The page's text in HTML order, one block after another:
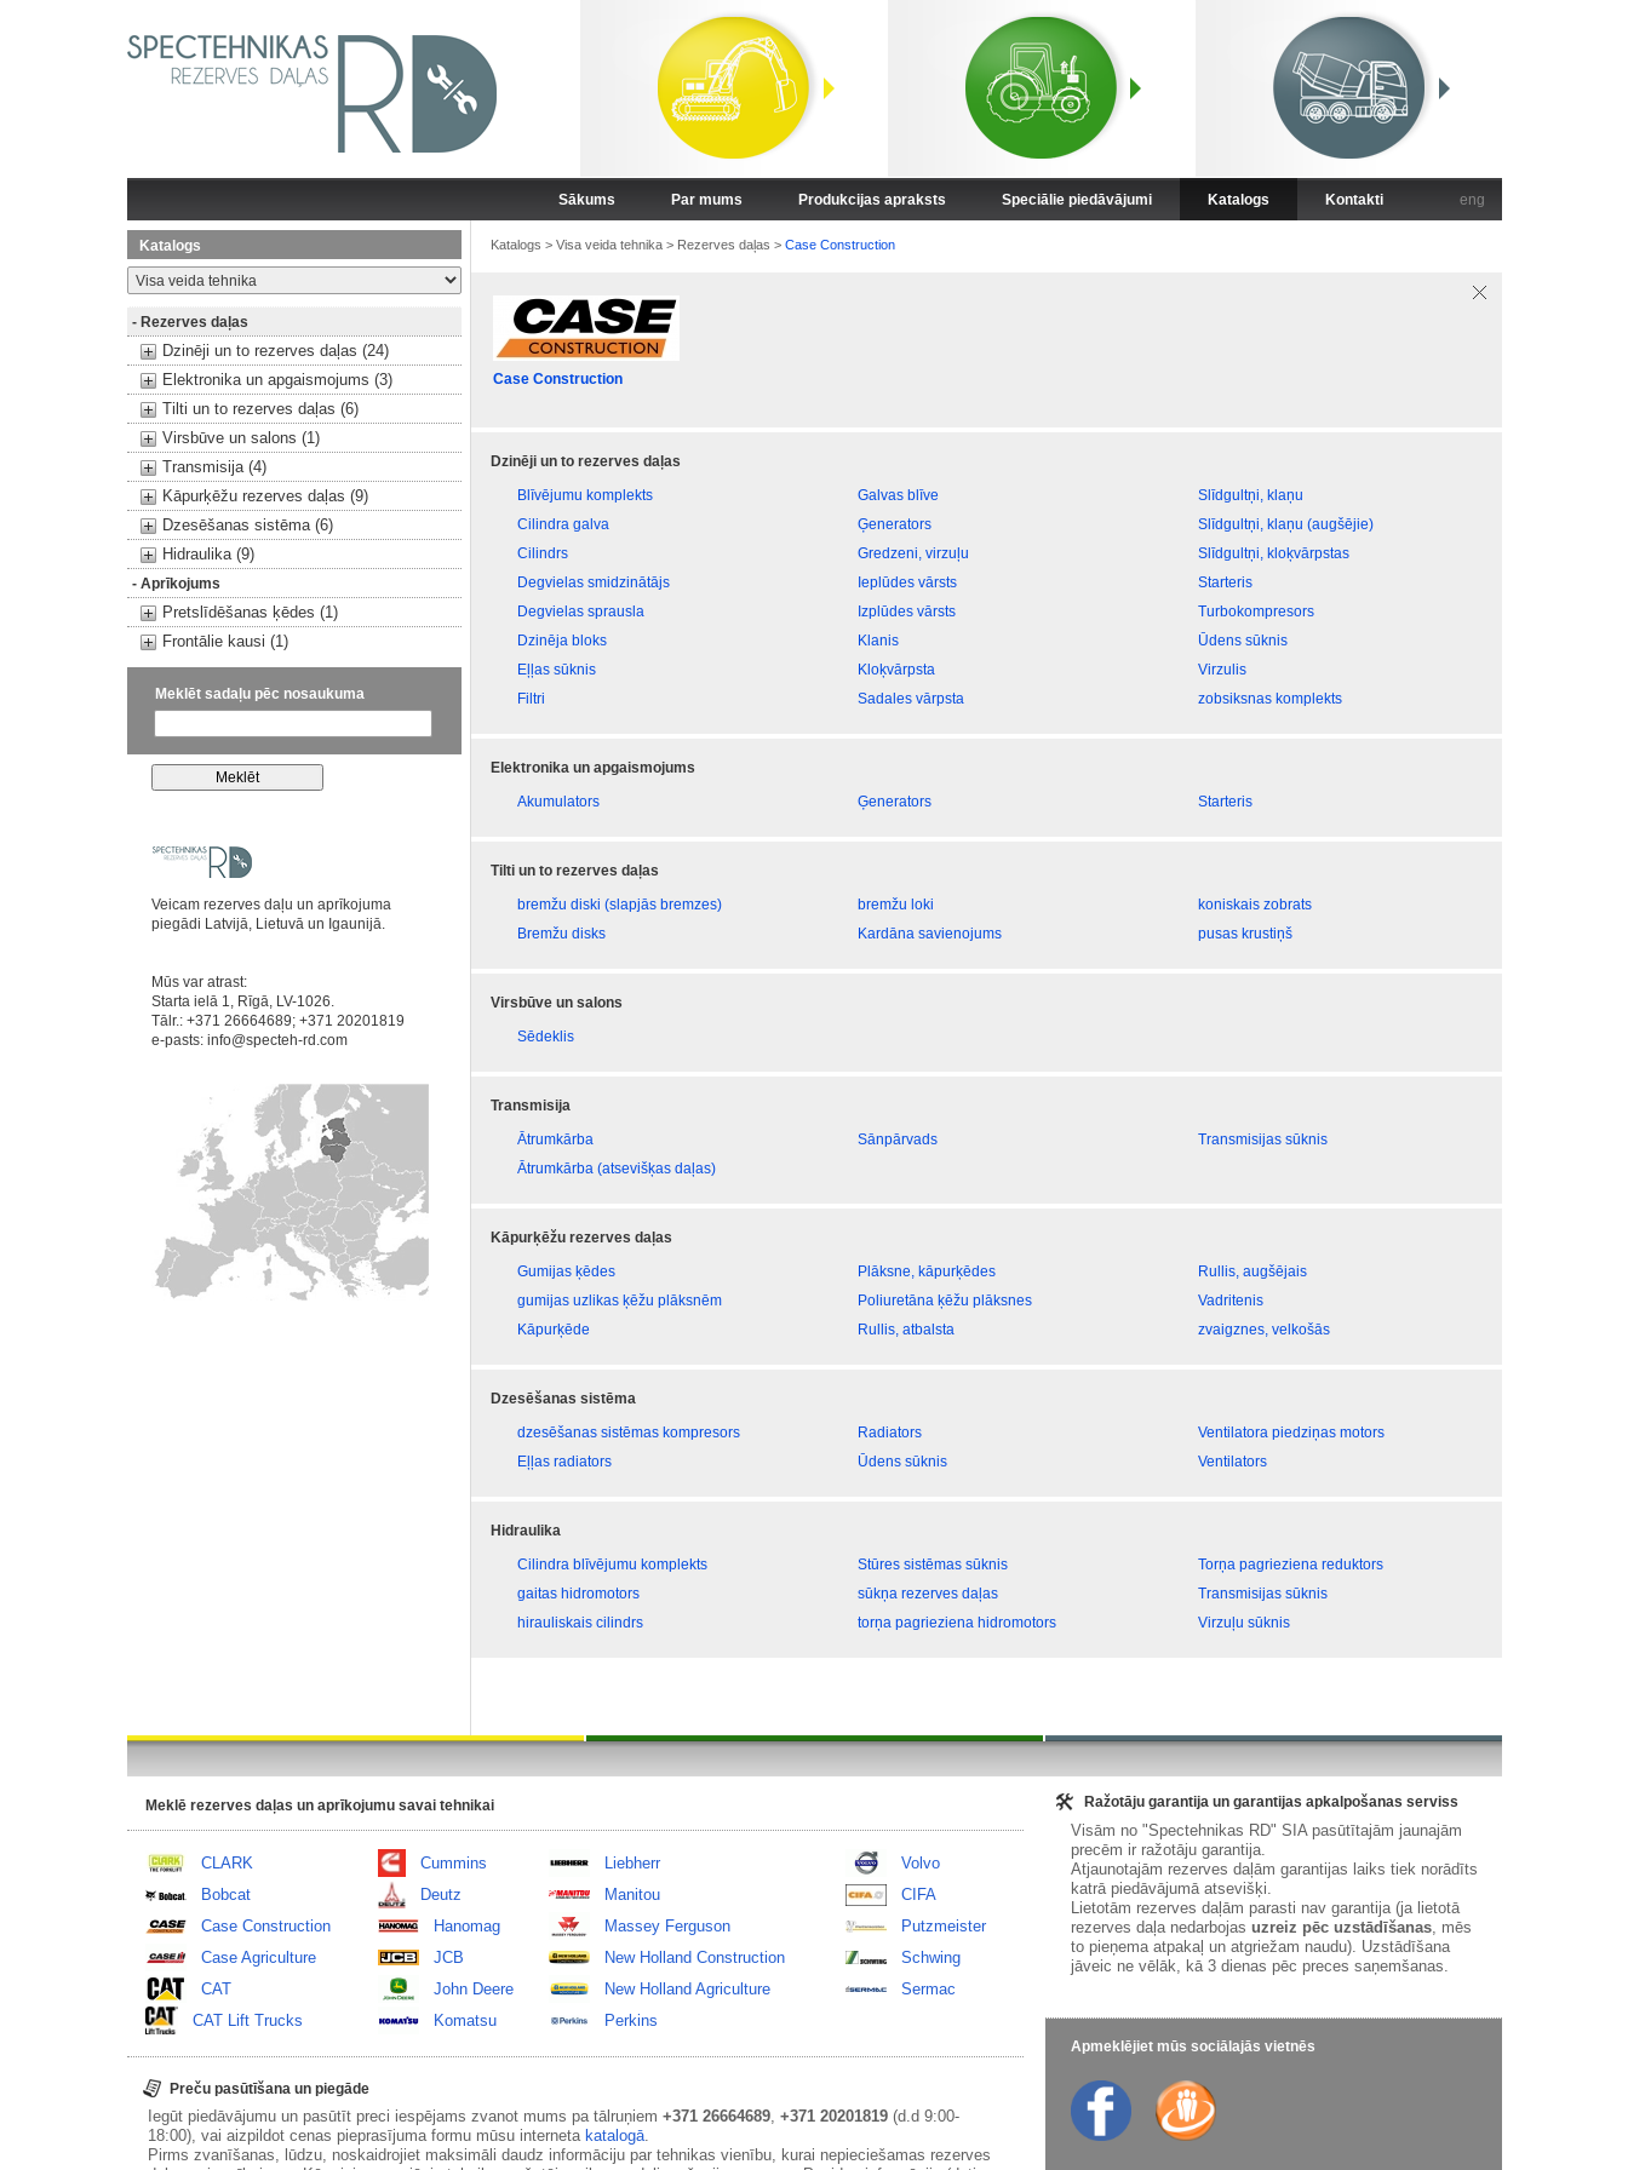
Sākums Par mums Produkcijas apraksts Speciālie piedāvājumi Katalogs Kontakti eng
Katalogs
- Rezerves daļas
Dzinēji un to rezerves daļas (24)
Elektronika un apgaismojums (3)
Tilti un to rezerves daļas (6)
Virsbūve un salons (1)
Transmisija (4)
Kāpurķēžu rezerves daļas (9)
Dzesēšanas sistēma (6)
Hidraulika (9)
- Aprīkojums
Pretslīdēšanas ķēdes (1)
Frontālie kausi (1)
Meklēt sadaļu pēc nosaukuma
Veicam rezerves daļu un aprīkojuma
piegādi Latvijā, Lietuvā un Igaunijā.
Mūs var atrast:
Starta ielā 1, Rīgā, LV-1026.
Tālr.: +371 26664689; +371 20201819
e-pasts: info@specteh-rd.com
Katalogs > Visa veida tehnika> Rezerves daļas > Case Construction
Case Construction
Dzinēji un to rezerves daļas
Blīvējumu komplekts
Cilindra galva
Cilindrs
Degvielas smidzinātājs
Degvielas sprausla
Dzinēja bloks
Eļļas sūknis
Filtri
Galvas blīve
Ģenerators
Gredzeni, virzuļu
Ieplūdes vārsts
Izplūdes vārsts
Klanis
Kloķvārpsta
Sadales vārpsta
Slīdgultņi, klaņu
Slīdgultņi, klaņu (augšējie)
Slīdgultņi, kloķvārpstas
Starteris
Turbokompresors
Ūdens sūknis
Virzulis
zobsiksnas komplekts
Elektronika un apgaismojums
Akumulators
Ģenerators Starteris
Tilti un to rezerves daļas
bremžu diski (slapjās bremzes)
Bremžu disks
bremžu loki
Kardāna savienojums
koniskais zobrats
pusas krustiņš
Virsbūve un salons
Sēdeklis
Transmisija
Ātrumkārba
Ātrumkārba (atsevišķas daļas)
Sānpārvads Transmisijas sūknis
Kāpurķēžu rezerves daļas
Gumijas ķēdes
gumijas uzlikas ķēžu plāksnēm
Kāpurķēde
Plāksne, kāpurķēdes
Poliuretāna ķēžu plāksnes
Rullis, atbalsta
Rullis, augšējais
Vadritenis
zvaigznes, velkošās
Dzesēšanas sistēma
dzesēšanas sistēmas kompresors
Eļļas radiators
Radiators
Ūdens sūknis
Ventilatora piedziņas motors
Ventilators
Hidraulika
Cilindra blīvējumu komplekts
gaitas hidromotors
hirauliskais cilindrs
Stūres sistēmas sūknis
sūkņa rezerves daļas
torņa pagrieziena hidromotors
Torņa pagrieziena reduktors
Transmisijas sūknis
Virzuļu sūknis
Meklē rezerves daļas un aprīkojumu savai tehnikai
CLARK
Bobcat
Case Construction
Case Agriculture
CAT
CAT Lift Trucks
Cummins
Deutz
Hanomag
JCB
John Deere
Komatsu
Liebherr
Manitou
Massey Ferguson
New Holland Construction
New Holland Agriculture
Perkins
Volvo
CIFA
Putzmeister
Schwing
Sermac
Preču pasūtīšana un piegāde
Iegūt piedāvājumu un pasūtīt preci iespējams zvanot mums pa tālruņiem +371 26664689, +371 20201819(d.d 9:00-
18:00), vai aizpildot cenas pieprasījuma formu mūsu interneta katalogā.
Pirms zvanīšanas, lūdzu, noskaidrojiet maksimāli daudz informāciju par tehnikas vienību, kurai nepieciešamas rezerves
Ražotāju garantija un garantijas apkalpošanas serviss
Visām no "Spectehnikas RD" SIA pasūtītajām jaunajām
precēm ir ražotāju garantija.
Atjaunotajām rezerves daļām garantijas laiks tiek norādīts
katrā piedāvājumā atsevišķi.
Lietotām rezerves daļām parasti nav garantija (ja lietotā
rezerves daļa nedarbojas uzreiz pēc uzstādīšanas, mēs
to pieņema atpakaļ un atgriežam naudu). Uzstādīšana
jāveic ne vēlāk, kā 3 dienas pēc preces saņemšanas.
Apmeklējiet mūs sociālajās vietnēs